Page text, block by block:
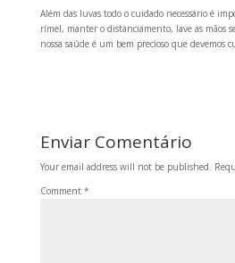
Além das luvas todo o cuidado necessário é
rímel, manter o distanciamento, lave as mãos
nossa saúde é um bem precioso que devemos
Enviar Comentário
Your email address will not be published.
Comment *